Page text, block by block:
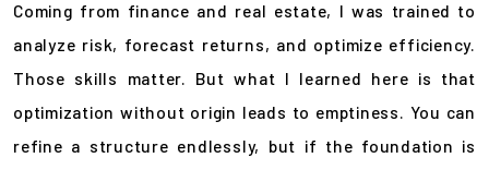
Coming from finance and real estate, I was trained to
analyze risk, forecast returns, and optimize efficiency.
Those skills matter. But what I learned here is that
optimization without origin leads to emptiness. You can
refine a structure endlessly, but if the foundation is